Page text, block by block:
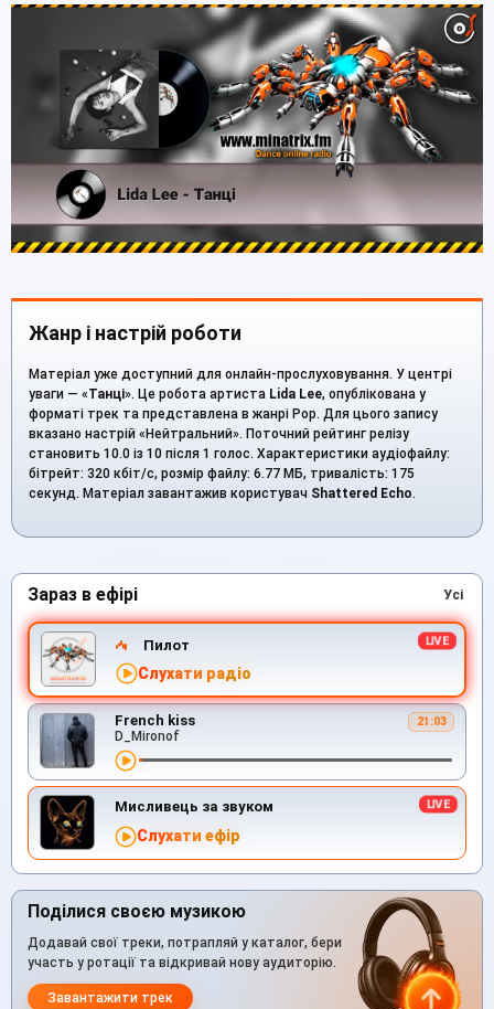
Жанр і настрій роботи
Матеріал уже доступний для онлайн-прослуховування. У центрі
уваги — «Танці». Це робота артиста Lida Lee, опублікована у
форматі трек та представлена в жанрі Pop. Для цього запису
вказано настрій «Нейтральний». Поточний рейтинг релізу
становить 10.0 із 10 після 1 голос. Характеристики аудіофайлу:
бітрейт: 320 кбіт/с, розмір файлу: 6.77 МБ, тривалість: 175
секунд. Матеріал завантажив користувач Shattered Echo.
Зараз в ефірі Усі
Пилот
Слухати радіо
French kiss 21:03
D_Mironof
Мисливець за звуком
Слухати ефір
Поділися своєю музикою
Додавай свої треки, потрапляй у каталог, бери
участь у ротації та відкривай нову аудиторію.
Завантажити трек